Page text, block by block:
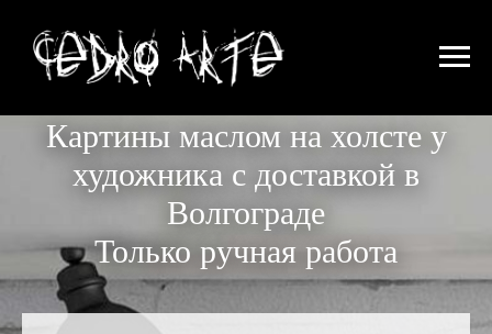
Картины маслом на холсте у
художника с доставкой в
Волгограде
Только ручная работа